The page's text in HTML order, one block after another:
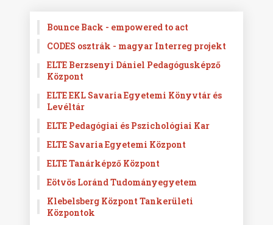
Bounce Back - empowered to act
CODES osztrák - magyar Interreg projekt
ELTE Berzsenyi Dániel Pedagógusképző
Központ
ELTE EKL Savaria Egyetemi Könyvtár és
Levéltár
ELTE Pedagógiai és Pszichológiai Kar
ELTE Savaria Egyetemi Központ
ELTE Tanárképző Központ
Eötvös Loránd Tudományegyetem
Klebelsberg Központ Tankerületi
Központok